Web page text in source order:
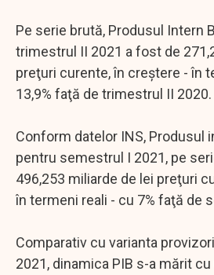
Pe serie brută, Produsul Intern
trimestrul II 2021 a fost de
preţuri curente, în creştere - în
13,9% faţă de trimestrul II 2020.
Conform datelor INS, Produsul
pentru semestrul I 2021, pe
496,253 miliarde de lei preţuri
în termeni reali - cu 7% faţă de
Comparativ cu varianta
2021, dinamica PIB s-a mărit